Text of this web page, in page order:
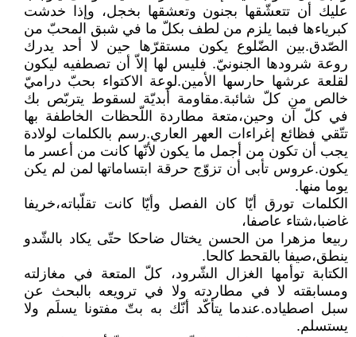
عليك أن تتعشّقها بجنون وتعشقها بخجل، وإذا خدشت
كبرياءها فبما يلزم من لطف بكلّ ما في شبق المحبّ من
الصّدق.بين الضّلوع يكون مستقرّها حين لا أحد يدرك
روعة شرودها الجنونيّ. فليس لها إلاّ أن تصطفيه ليكون
لقلعة عرشها حارسها الأمين.لوعة الاكتواء بحبّ دراميّ
خالص من كلّ شائبة.مقاومة أبديّة لسقوط يتربّص بك
في كلّ آن وحين،متعة مطاردة اللّحظات الخاطفة بها
تتّقي فظائع إغراءات العهر العاري.رسم بالكلمات لولادة
يجب أن تكون من أجمل ما يكون لأنّها كانت من أعسر ما
يكون.عروس تأبى أن تزوّج حرقة ابتساماتها لمن لم يكن
يوما منها.
الكلمات تورق أيّا كان الفصل وأيّا كانت تقلّباته،خريفا
غاضبا،شتاء عاصفا،
ربيعا مزهرا من الحسن يختال ضاحكا حتّى يكاد بالشّدو
ينطق،صيفا بالقحط كالحا.
الكتابة توأمها الغزال الشّرود، كلّ المتعة في مغازلته
ومسابقته لا في مطاردته ولا في ترويعه بالبحث عن
سبل اصطياده.عندما يتأكّد أنّك به بتّ مفتونا يسلَم ولا
يستسلم.